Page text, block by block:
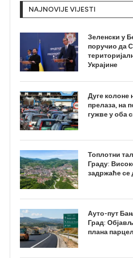
NAJNOVIJE VIJESTI
Зеленски у
поручио да
Украјине
Дуге колоне
прелаза, на
гужве у оба
Топлотни
Граду:
задржаће се
Ауто-пут
Град:
плана